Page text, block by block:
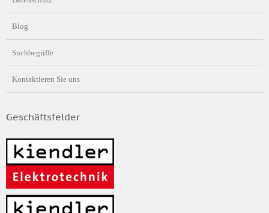
Blog
Suchbegriffe
Kontaktieren Sie uns
Geschäftsfelder